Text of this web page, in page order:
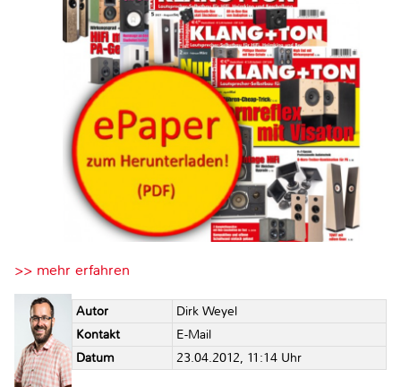
>> mehr erfahren
Autor
Dirk Weyel
Kontakt
E-Mail
Datum
23.04.2012, 11:14 Uhr